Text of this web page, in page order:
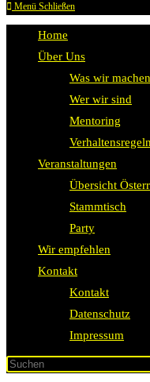
Menü Schließen
Home
Über Uns
Was wir machen
Wer wir sind
Mentoring
Verhaltensregeln
Veranstaltungen
Übersicht
Stammtisch
Party
Wir empfehlen
Kontakt
Kontakt
Datenschutz
Impressum